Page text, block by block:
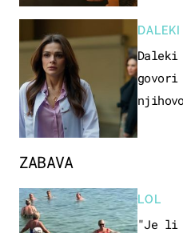
ZABAVA
LOL
"Je li
DALEKI